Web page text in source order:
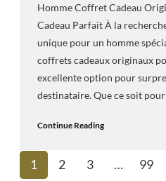
Homme Coffret Cadeau
Cadeau Parfait À la
unique pour un homme
coffrets cadeaux originaux
excellente option pour
destinataire. Que ce soit
Continue Reading
1 2 3 … 99